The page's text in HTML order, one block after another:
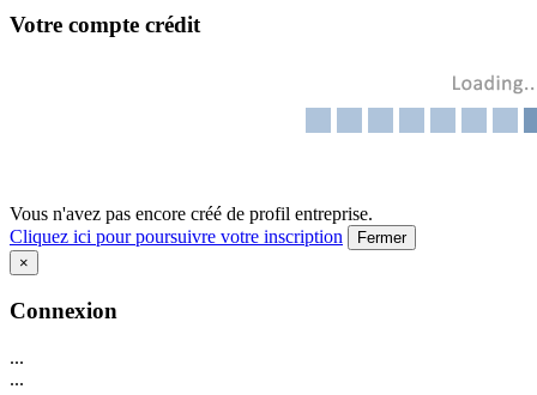
Votre compte crédit
Vous n'avez pas encore créé de profil entreprise.
Cliquez ici pour poursuivre votre inscription
Fermer
×
Connexion
...
...